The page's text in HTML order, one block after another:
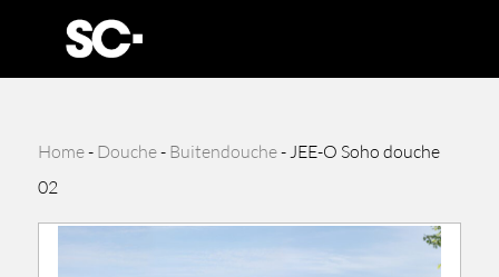
Home- Douche- Buitendouche-JEE-O Soho douche
02